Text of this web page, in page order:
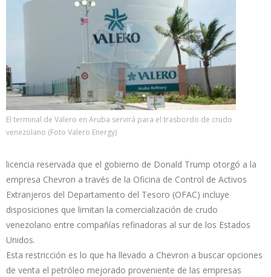
El terminal de Valero en Aruba servirá para el trasbordo de crudo
venezolano (Foto Valero Energy)
licencia reservada que el gobierno de Donald Trump otorgó a la
empresa Chevron a través de la Oficina de Control de Activos
Extranjeros del Departamento del Tesoro (OFAC) incluye
disposiciones que limitan la comercialización de crudo
venezolano entre compañías refinadoras al sur de los Estados
Unidos.
Esta restricción es lo que ha llevado a Chevron a buscar opciones
de venta el petróleo mejorado proveniente de las empresas